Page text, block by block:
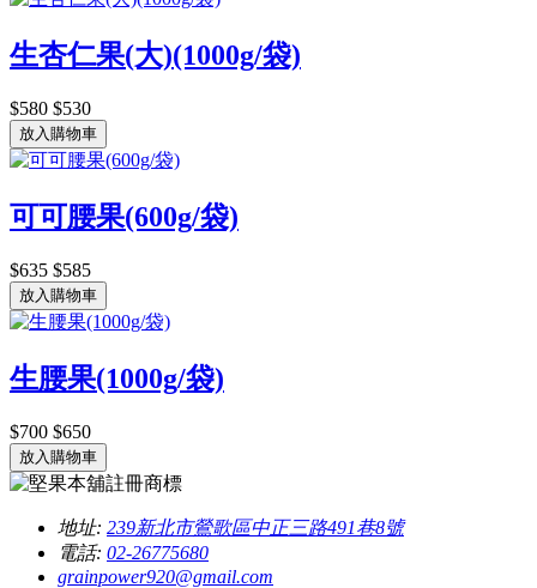
生杏仁果(大)(1000g/袋)
$580 $530
放入購物車
可可腰果(600g/袋)
$635 $585
放入購物車
生腰果(1000g/袋)
$700 $650
放入購物車
地址: 239新北市鶯歌區中正三路491巷8號
電話: 02-26775680
grainpower920@gmail.com